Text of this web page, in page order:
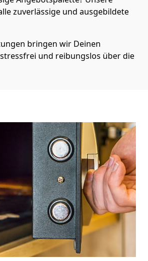
zuverlässige und ausgebildete
bringen wir Deinen
und reibungslos über die